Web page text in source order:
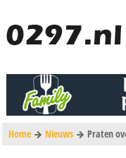
Home Nieuws Praten